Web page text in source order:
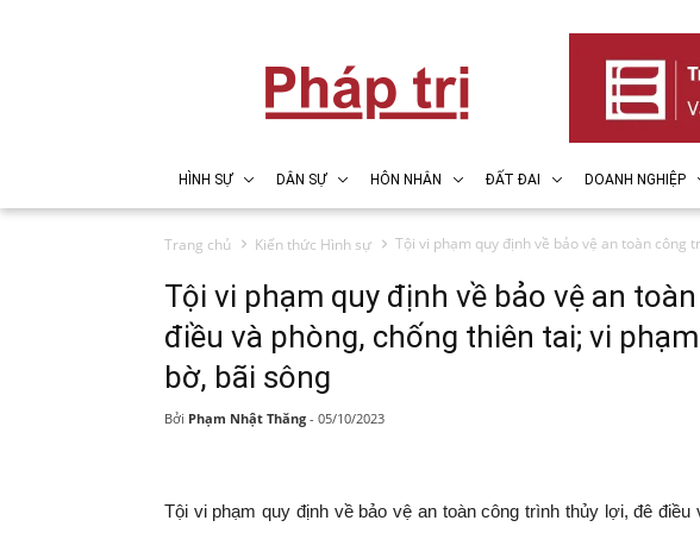
HÌNH SỰ DÂN SỰ HÔN NHÂN ĐẤT ĐAI DOANH NGHIỆP
Trang chủ Kiến thức Hình sự Tội vi phạm quy định về bảo vệ an toàn công
Tội vi phạm quy định về bảo vệ an
điều và phòng, chống thiên tai; vi
bờ, bãi sông
Bởi Phạm Nhật Thăng - 05/10/2023
Tội vi phạm quy định về bảo vệ an toàn công trình thủy lợi, đê điều